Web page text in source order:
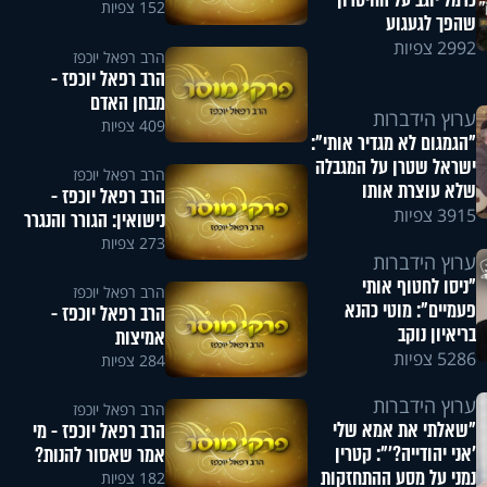
שהפך לגעגוע
2992 צפיות
ערוץ הידברות
"הגמגום לא מגדיר אותי":
ישראל שטרן על המגבלה
שלא עוצרת אותו
3915 צפיות
ערוץ הידברות
"ניסו לחטוף אותי
פעמיים": מוטי כהנא
בריאיון נוקב
5286 צפיות
ערוץ הידברות
"שאלתי את אמא שלי
'אני יהודייה?'": קטרין
נמני על מסע ההתחזקות
152 צפיות
הרב רפאל יוכפז
הרב רפאל יוכפז -
מבחן האדם
409 צפיות
הרב רפאל יוכפז
הרב רפאל יוכפז -
נישואין: הגורר והנגרר
273 צפיות
הרב רפאל יוכפז
הרב רפאל יוכפז -
אמיצות
284 צפיות
הרב רפאל יוכפז
הרב רפאל יוכפז - מי
אמר שאסור להנות?
182 צפיות